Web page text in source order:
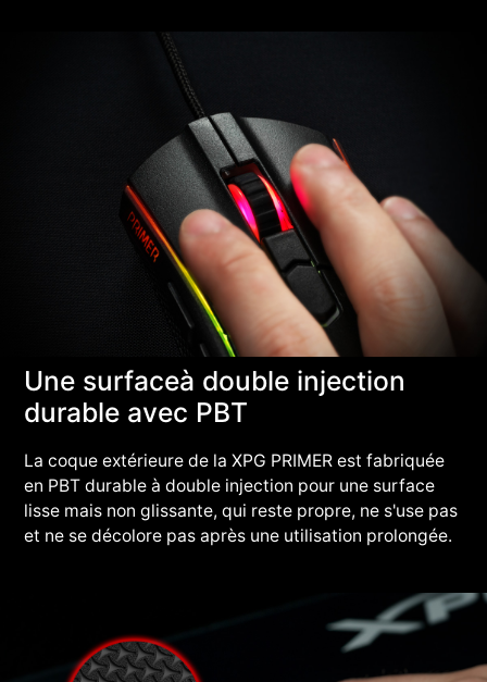
Une surfaceà double injection
durable avec PBT
La coque extérieure de la XPG PRIMER est fabriquée
en PBT durable à double injection pour une surface
lisse mais non glissante, qui reste propre, ne s'use pas
et ne se décolore pas après une utilisation prolongée.